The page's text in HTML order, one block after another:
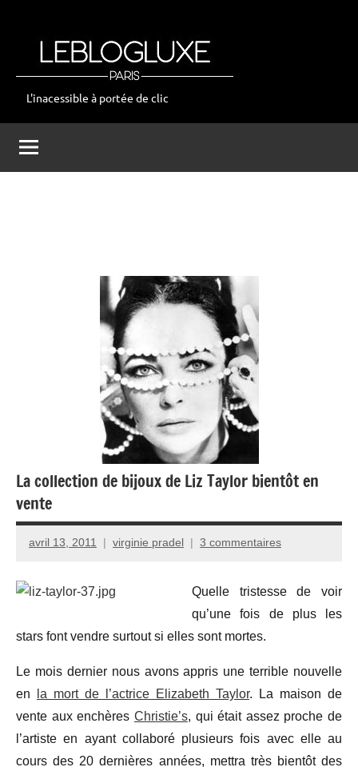
leblogluxe
L'inacessible à portée de clic
La collection de bijoux de Liz Taylor bientôt en
vente
avril 13, 2011 virginie pradel 3 commentaires
Quelle tristesse de voir
qu’une fois de plus les
stars font vendre surtout si elles sont mortes.
Le mois dernier nous avons appris une terrible nouvelle
en
la mort de l’actrice Elizabeth Taylor. La maison de
vente aux enchères Christie’s, qui était assez proche de
l’artiste en ayant collaboré plusieurs fois avec elle au
cours des 20 dernières années, mettra très bientôt des